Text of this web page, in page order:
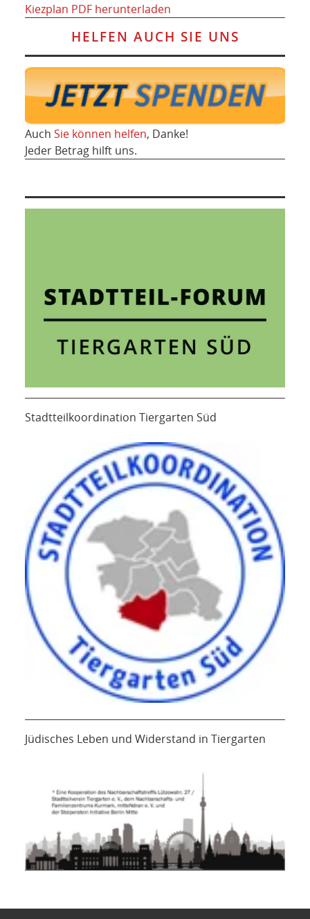
Kiezplan PDF herunterladen
HELFEN AUCH SIE UNS
Auch Sie können helfen, Danke!
Jeder Betrag hilft uns.
Stadtteilkoordination Tiergarten Süd
Jüdisches Leben und Widerstand in Tiergarten